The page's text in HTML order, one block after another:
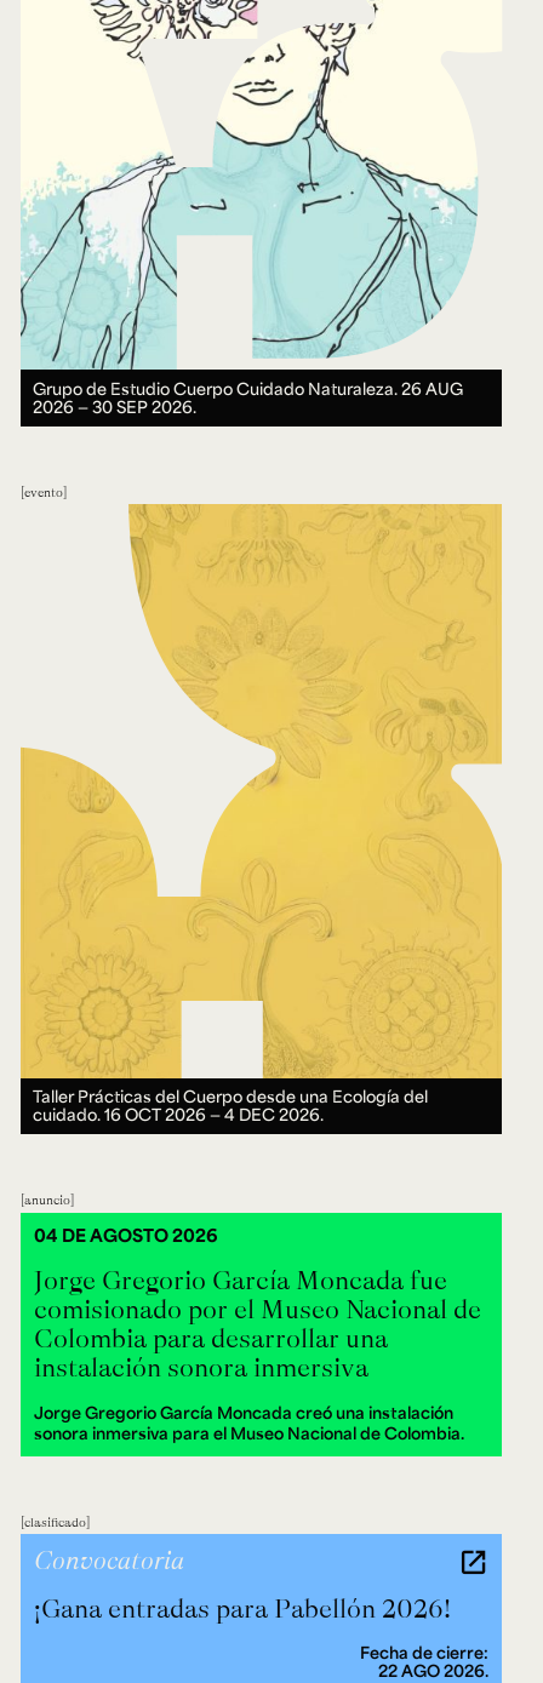
Grupo de Estudio Cuerpo Cuidado Naturaleza.26 AUG
2026 ― 30 SEP 2026.
evento
Taller Prácticas del Cuerpo desde una Ecología del
cuidado.16 OCT 2026 ― 4 DEC 2026.
anuncio
Jorge Gregorio García Moncada fue
comisionado por el Museo Nacional de
Colombia para desarrollar una
instalación sonora inmersiva
Jorge Gregorio García Moncada creó una instalación
sonora inmersiva para el Museo Nacional de Colombia.
04 DE AGOSTO 2026
clasificado
¡Gana entradas para Pabellón 2026!
Convocatoria
Fecha de cierre:
22 AGO 2026.